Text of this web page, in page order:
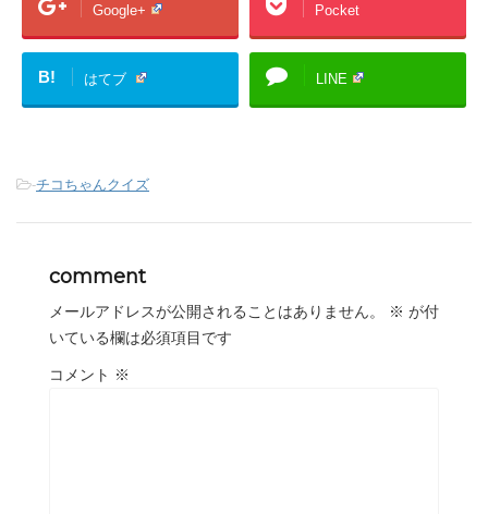
Google+ Pocket
B! はてブ LINE
-チコちゃんクイズ
comment
メールアドレスが公開されることはありません。 ※ が付
いている欄は必須項目です
コメント ※